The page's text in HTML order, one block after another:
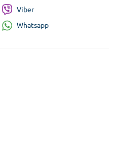
Viber
Whatsapp